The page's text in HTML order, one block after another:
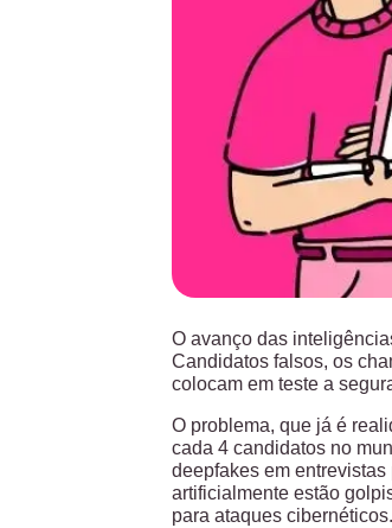
O avanço das
Candidatos falsos, os
colocam em teste a
O problema, que já é
cada 4 candidatos no
deepfakes em
artificialmente estão
para ataques cibernéticos.